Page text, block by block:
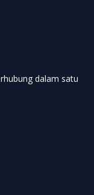
dalam satu